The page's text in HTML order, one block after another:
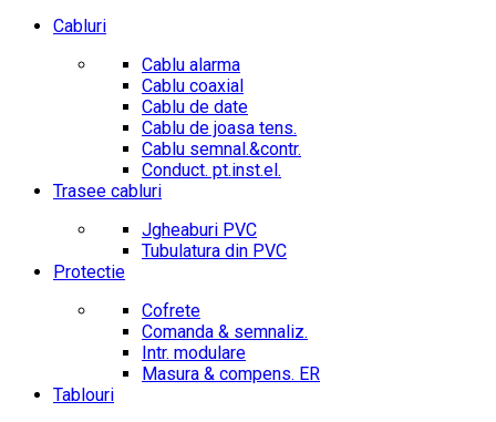
Cabluri
Cablu alarma
Cablu coaxial
Cablu de date
Cablu de joasa tens.
Cablu semnal.&contr.
Conduct. pt.inst.el.
Trasee cabluri
Jgheaburi PVC
Tubulatura din PVC
Protectie
Cofrete
Comanda & semnaliz.
Intr. modulare
Masura & compens. ER
Tablouri